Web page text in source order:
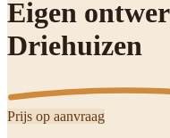
Eigen
Driehuizen
Prijs op aanvraag